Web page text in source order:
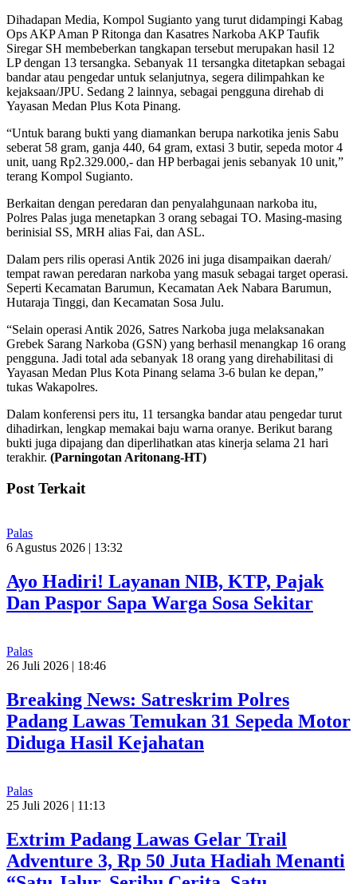
Dihadapan Media, Kompol Sugianto yang turut didampingi Kabag
Ops AKP Aman P Ritonga dan Kasatres Narkoba AKP Taufik
Siregar SH membeberkan tangkapan tersebut merupakan hasil 12
LP dengan 13 tersangka. Sebanyak 11 tersangka ditetapkan sebagai
bandar atau pengedar untuk selanjutnya, segera dilimpahkan ke
kejaksaan/JPU. Sedang 2 lainnya, sebagai pengguna direhab di
Yayasan Medan Plus Kota Pinang.
“Untuk barang bukti yang diamankan berupa narkotika jenis Sabu
seberat 58 gram, ganja 440, 64 gram, extasi 3 butir, sepeda motor 4
unit, uang Rp2.329.000,- dan HP berbagai jenis sebanyak 10 unit,”
terang Kompol Sugianto.
Berkaitan dengan peredaran dan penyalahgunaan narkoba itu,
Polres Palas juga menetapkan 3 orang sebagai TO. Masing-masing
berinisial SS, MRH alias Fai, dan ASL.
Dalam pers rilis operasi Antik 2026 ini juga disampaikan daerah/
tempat rawan peredaran narkoba yang masuk sebagai target operasi.
Seperti Kecamatan Barumun, Kecamatan Aek Nabara Barumun,
Hutaraja Tinggi, dan Kecamatan Sosa Julu.
“Selain operasi Antik 2026, Satres Narkoba juga melaksanakan
Grebek Sarang Narkoba (GSN) yang berhasil menangkap 16 orang
pengguna. Jadi total ada sebanyak 18 orang yang direhabilitasi di
Yayasan Medan Plus Kota Pinang selama 3-6 bulan ke depan,”
tukas Wakapolres.
Dalam konferensi pers itu, 11 tersangka bandar atau pengedar turut
dihadirkan, lengkap memakai baju warna oranye. Berikut barang
bukti juga dipajang dan diperlihatkan atas kinerja selama 21 hari
terakhir. (Parningotan Aritonang-HT)
Post Terkait
Palas
6 Agustus 2026 | 13:32
Ayo Hadiri! Layanan NIB, KTP, Pajak
Dan Paspor Sapa Warga Sosa Sekitar
Palas
26 Juli 2026 | 18:46
Breaking News: Satreskrim Polres
Padang Lawas Temukan 31 Sepeda Motor
Diduga Hasil Kejahatan
Palas
25 Juli 2026 | 11:13
Extrim Padang Lawas Gelar Trail
Adventure 3, Rp 50 Juta Hadiah Menanti